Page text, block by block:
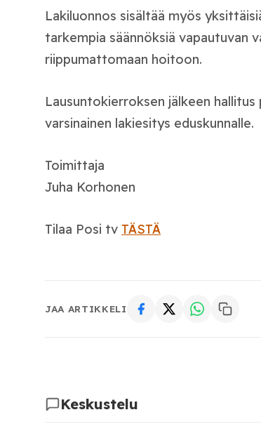
Lakiluonnos sisältää myös
tarkempia säännöksiä vapautuvan
riippumattomaan hoitoon.
Lausuntokierroksen jälkeen
varsinainen lakiesitys eduskunnalle.
Toimittaja
Juha Korhonen
Tilaa Posi tv TÄSTÄ
JAA ARTIKKELI
Keskustelu